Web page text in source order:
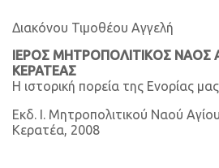
Διακόνου Τιμοθέου Αγγελή
ΙΕΡΟΣ ΜΗΤΡΟΠΟΛΙΤΙΚΟΣ ΝΑΟΣ
ΚΕΡΑΤΕΑΣ
Η ιστορική πορεία της Ενορίας μας
Εκδ. Ι. Μητροπολιτικού Ναού
Κερατέα, 2008